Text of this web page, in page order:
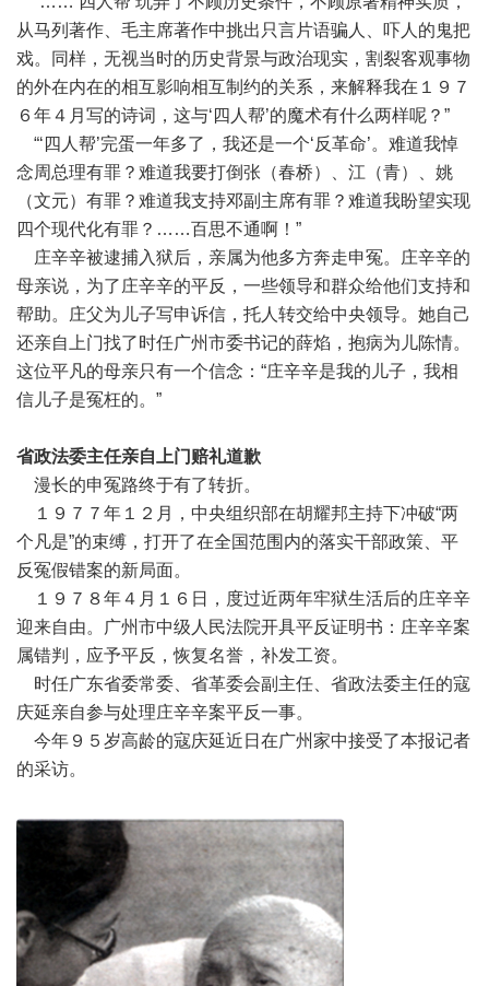
从马列著作、毛主席著作中挑出只言片语骗人、吓人的鬼把
戏。同样，无视当时的历史背景与政治现实，割裂客观事物
的外在内在的相互影响相互制约的关系，来解释我在１９７
６年４月写的诗词，这与‘四人帮’的魔术有什么两样呢？”
“‘四人帮’完蛋一年多了，我还是一个‘反革命’。难道我悼
念周总理有罪？难道我要打倒张（春桥）、江（青）、姚
（文元）有罪？难道我支持邓副主席有罪？难道我盼望实现
四个现代化有罪？……百思不通啊！”
庄辛辛被逮捕入狱后，亲属为他多方奔走申冤。庄辛辛的
母亲说，为了庄辛辛的平反，一些领导和群众给他们支持和
帮助。庄父为儿子写申诉信，托人转交给中央领导。她自己
还亲自上门找了时任广州市委书记的薛焰，抱病为儿陈情。
这位平凡的母亲只有一个信念：“庄辛辛是我的儿子，我相
信儿子是冤枉的。”
省政法委主任亲自上门赔礼道歉
漫长的申冤路终于有了转折。
１９７７年１２月，中央组织部在胡耀邦主持下冲破“两
个凡是”的束缚，打开了在全国范围内的落实干部政策、平
反冤假错案的新局面。
１９７８年４月１６日，度过近两年牢狱生活后的庄辛辛
迎来自由。广州市中级人民法院开具平反证明书：庄辛辛案
属错判，应予平反，恢复名誉，补发工资。
时任广东省委常委、省革委会副主任、省政法委主任的寇
庆延亲自参与处理庄辛辛案平反一事。
今年９５岁高龄的寇庆延近日在广州家中接受了本报记者
的采访。